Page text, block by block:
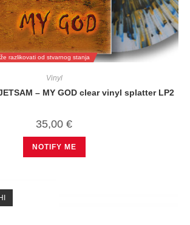
razlikovati od stvarnog stanja
Vinyl
– MY GOD clear vinyl splatter LP2
35,00 €
NOTIFY ME